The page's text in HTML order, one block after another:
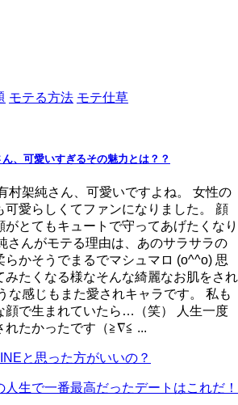
モテる方法 モテ仕草
ん、可愛いすぎるその魅力とは？？
村架純さん、可愛いですよね。 女性の
可愛らしくてファンになりました。 顔
とてもキュートで守ってあげたくなり
さんがモテる理由は、あのサラサラの
らかそうでまるでマシュマロ (o^^o) 思
みたくなる様なそんな綺麗なお肌をされ
な感じもまた愛されキャラです。 私も
顔で生まれていたら…（笑） 人生一度
れたかったです（≧∇≦ ...
と思った方がいいの？
人生で一番最高だったデートはこれだ！